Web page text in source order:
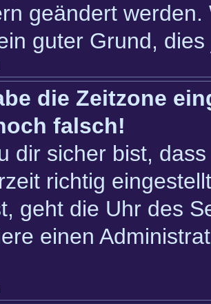
geändert
guter Grund,
die Zeitzone
falsch!
dir sicher bist,
richtig
geht die Uhr des
einen